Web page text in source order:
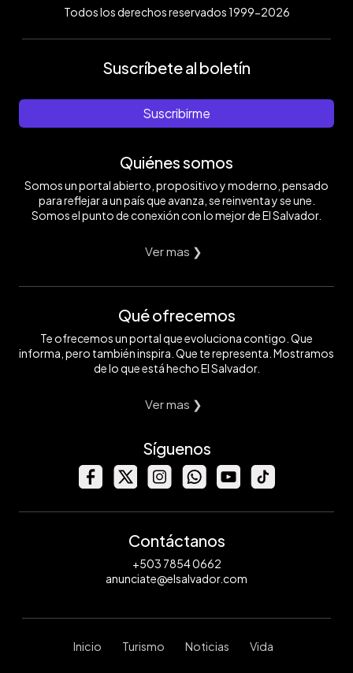
Todos los derechos reservados 1999-2026
Suscríbete al boletín
Suscribirme
Quiénes somos
Somos un portal abierto, propositivo y moderno, pensado
para reflejar a un país que avanza, se reinventa y se une.
Somos el punto de conexión con lo mejor de El Salvador.
Ver mas ❯
Qué ofrecemos
Te ofrecemos un portal que evoluciona contigo. Que
informa, pero también inspira. Que te representa. Mostramos
de lo que está hecho El Salvador.
Ver mas ❯
Síguenos
Contáctanos
+503 7854 0662
anunciate@elsalvador.com
Inicio Turismo Noticias Vida